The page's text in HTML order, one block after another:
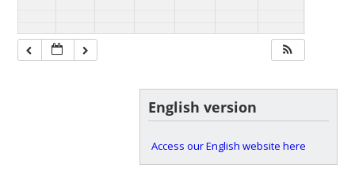
English version
Access our English website here